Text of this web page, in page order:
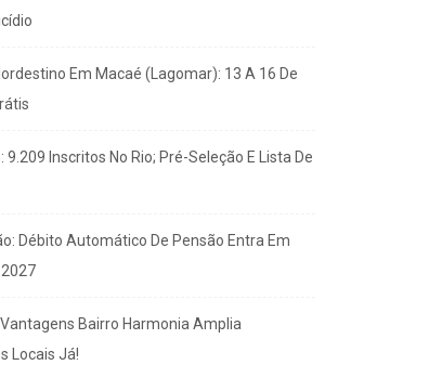
Em Macaé (Lagomar): 13 A 16 De
9.209 Inscritos No Rio; Pré-Seleção E Lista De
Débito Automático De Pensão Entra Em
Bairro Harmonia Amplia
Locais Já!